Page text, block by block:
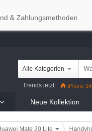
Alle Kategorien
Trends jetzt: iPhone
Neue Kollektion
Mate 20 Lite
& Zahlungsmethoden